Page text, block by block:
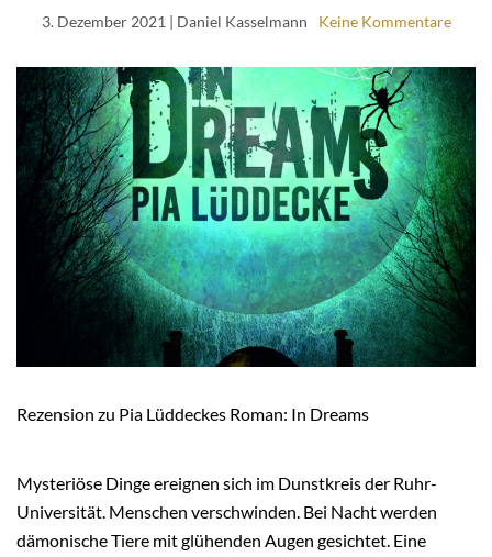
3. Dezember 2021 | Daniel Kasselmann Keine Kommentare
Rezension zu Pia Lüddeckes Roman: In Dreams
Mysteriöse Dinge ereignen sich im Dunstkreis der Ruhr-
Universität. Menschen verschwinden. Bei Nacht werden
dämonische Tiere mit glühenden Augen gesichtet. Eine